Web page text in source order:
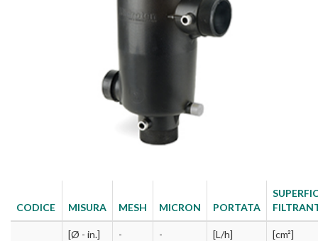
CODICE MISURA MESH MICRON PORTATA
[Ø - in.] - - [L/h] [cm²]